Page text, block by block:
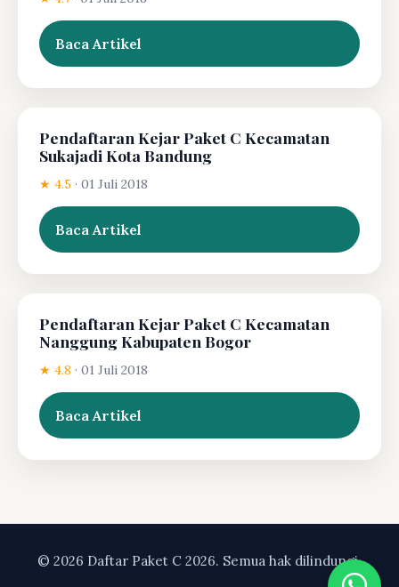
Baca Artikel
Pendaftaran Kejar Paket C Kecamatan
Sukajadi Kota Bandung
★ 4.5 · 01 Juli 2018
Baca Artikel
Pendaftaran Kejar Paket C Kecamatan
Nanggung Kabupaten Bogor
★ 4.8 · 01 Juli 2018
Baca Artikel
© 2026 Daftar Paket C 2026. Semua hak dilindungi.